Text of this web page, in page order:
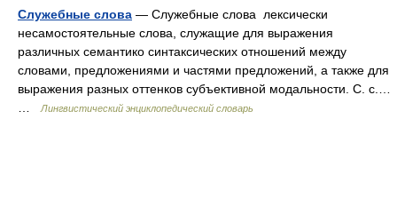
Служебные слова — Служебные слова лексически
несамостоятельные слова, служащие для выражения
различных семантико синтаксических отношений между
словами, предложениями и частями предложений, а также для
выражения разных оттенков субъективной модальности. С. с.…
Лингвистический энциклопедический словарь